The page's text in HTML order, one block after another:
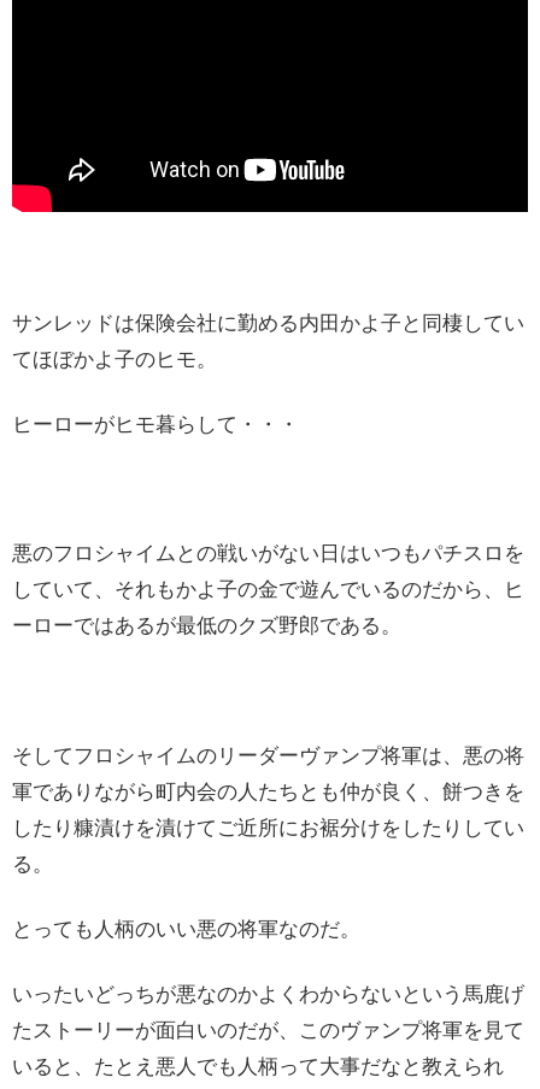
サンレッドは保険会社に勤める内田かよ子と同棲してい
てほぼかよ子のヒモ。
ヒーローがヒモ暮らして・・・
悪のフロシャイムとの戦いがない日はいつもパチスロを
していて、それもかよ子の金で遊んでいるのだから、ヒ
ーローではあるが最低のクズ野郎である。
そしてフロシャイムのリーダーヴァンプ将軍は、悪の将
軍でありながら町内会の人たちとも仲が良く、餅つきを
したり糠漬けを漬けてご近所にお裾分けをしたりしてい
る。
とっても人柄のいい悪の将軍なのだ。
いったいどっちが悪なのかよくわからないという馬鹿げ
たストーリーが面白いのだが、このヴァンプ将軍を見て
いると、たとえ悪人でも人柄って大事だなと教えられ